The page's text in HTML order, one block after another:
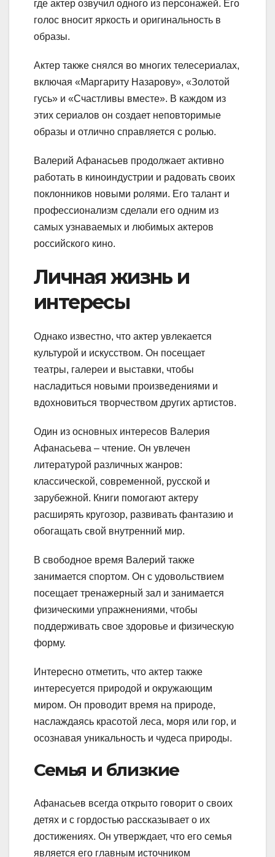
где актер озвучил одного из персонажей. Его
голос вносит яркость и оригинальность в
образы.
Актер также снялся во многих телесериалах,
включая «Маргариту Назарову», «Золотой
гусь» и «Счастливы вместе». В каждом из
этих сериалов он создает неповторимые
образы и отлично справляется с ролью.
Валерий Афанасьев продолжает активно
работать в киноиндустрии и радовать своих
поклонников новыми ролями. Его талант и
профессионализм сделали его одним из
самых узнаваемых и любимых актеров
российского кино.
Личная жизнь и
интересы
Однако известно, что актер увлекается
культурой и искусством. Он посещает
театры, галереи и выставки, чтобы
насладиться новыми произведениями и
вдохновиться творчеством других артистов.
Один из основных интересов Валерия
Афанасьева – чтение. Он увлечен
литературой различных жанров:
классической, современной, русской и
зарубежной. Книги помогают актеру
расширять кругозор, развивать фантазию и
обогащать свой внутренний мир.
В свободное время Валерий также
занимается спортом. Он с удовольствием
посещает тренажерный зал и занимается
физическими упражнениями, чтобы
поддерживать свое здоровье и физическую
форму.
Интересно отметить, что актер также
интересуется природой и окружающим
миром. Он проводит время на природе,
наслаждаясь красотой леса, моря или гор, и
осознавая уникальность и чудеса природы.
Семья и близкие
Афанасьев всегда открыто говорит о своих
детях и с гордостью рассказывает о их
достижениях. Он утверждает, что его семья
является его главным источником